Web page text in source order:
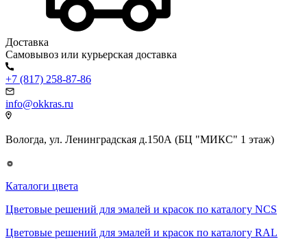
Доставка
Самовывоз или курьерская доставка
+7 (817) 258-87-86
info@okkras.ru
Вологда, ул. Ленинградская д.150А (БЦ "МИКС" 1 этаж)
Каталоги цвета
Цветовые решений для эмалей и красок по каталогу NCS
Цветовые решений для эмалей и красок по каталогу RAL